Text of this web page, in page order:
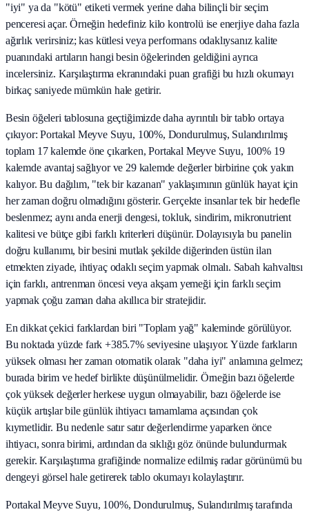
"iyi" ya da "kötü" etiketi vermek yerine daha bilinçli bir seçim
penceresi açar. Örneğin hedefiniz kilo kontrolü ise enerjiye daha fazla
ağırlık verirsiniz; kas kütlesi veya performans odaklıysanız kalite
puanındaki artıların hangi besin öğelerinden geldiğini ayrıca
incelersiniz. Karşılaştırma ekranındaki puan grafiği bu hızlı okumayı
birkaç saniyede mümkün hale getirir.
Besin öğeleri tablosuna geçtiğimizde daha ayrıntılı bir tablo ortaya
çıkıyor: Portakal Meyve Suyu, 100%, Dondurulmuş, Sulandırılmış
toplam 17 kalemde öne çıkarken, Portakal Meyve Suyu, 100% 19
kalemde avantaj sağlıyor ve 29 kalemde değerler birbirine çok yakın
kalıyor. Bu dağılım, "tek bir kazanan" yaklaşımının günlük hayat için
her zaman doğru olmadığını gösterir. Gerçekte insanlar tek bir hedefle
beslenmez; aynı anda enerji dengesi, tokluk, sindirim, mikronutrient
kalitesi ve bütçe gibi farklı kriterleri düşünür. Dolayısıyla bu panelin
doğru kullanımı, bir besini mutlak şekilde diğerinden üstün ilan
etmekten ziyade, ihtiyaç odaklı seçim yapmak olmalı. Sabah kahvaltısı
için farklı, antrenman öncesi veya akşam yemeği için farklı seçim
yapmak çoğu zaman daha akıllıca bir stratejidir.
En dikkat çekici farklardan biri "Toplam yağ" kaleminde görülüyor.
Bu noktada yüzde fark +385.7% seviyesine ulaşıyor. Yüzde farkların
yüksek olması her zaman otomatik olarak "daha iyi" anlamına gelmez;
burada birim ve hedef birlikte düşünülmelidir. Örneğin bazı öğelerde
çok yüksek değerler herkese uygun olmayabilir, bazı öğelerde ise
küçük artışlar bile günlük ihtiyacı tamamlama açısından çok
kıymetlidir. Bu nedenle satır satır değerlendirme yaparken önce
ihtiyacı, sonra birimi, ardından da sıklığı göz önünde bulundurmak
gerekir. Karşılaştırma grafiğinde normalize edilmiş radar görünümü bu
dengeyi görsel hale getirerek tablo okumayı kolaylaştırır.
Portakal Meyve Suyu, 100%, Dondurulmuş, Sulandırılmış tarafında